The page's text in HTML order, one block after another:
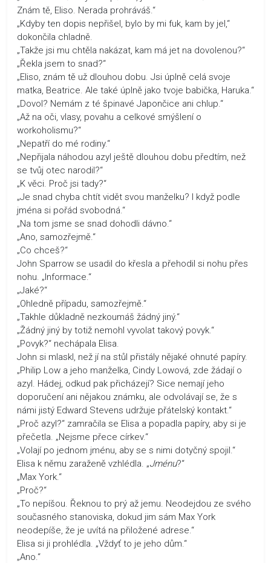
Znám tě, Eliso. Nerada prohráváš.“
„Kdyby ten dopis nepřišel, bylo by mi fuk, kam by jel,“
dokončila chladně.
„Takže jsi mu chtěla nakázat, kam má jet na dovolenou?“
„Řekla jsem to snad?“
„Eliso, znám tě už dlouhou dobu. Jsi úplně celá svoje
matka, Beatrice. Ale také úplně jako tvoje babička, Haruka.“
„Dovol? Nemám z té špinavé Japončice ani chlup.“
„Až na oči, vlasy, povahu a celkové smýšlení o
workoholismu?“
„Nepatří do mé rodiny.“
„Nepřijala náhodou azyl ještě dlouhou dobu předtím, než
se tvůj otec narodil?“
„K věci. Proč jsi tady?“
„Je snad chyba chtít vidět svou manželku? I když podle
jména si pořád svobodná.“
„Na tom jsme se snad dohodli dávno.“
„Ano, samozřejmě.“
„Co chceš?“
John Sparrow se usadil do křesla a přehodil si nohu přes
nohu. „Informace.“
„Jaké?“
„Ohledně případu, samozřejmě.“
„Takhle důkladně nezkoumáš žádný jiný.“
„Žádný jiný by totiž nemohl vyvolat takový povyk.“
„Povyk?“ nechápala Elisa.
John si mlaskl, než jí na stůl přistály nějaké ohnuté papíry.
„Philip Low a jeho manželka, Cindy Lowová, zde žádají o
azyl. Hádej, odkud pak přicházejí? Sice nemají jeho
doporučení ani nějakou známku, ale odvolávají se, že s
námi jistý Edward Stevens udržuje přátelský kontakt.“
„Proč azyl?“ zamračila se Elisa a popadla papíry, aby si je
přečetla. „Nejsme přece církev.“
„Volají po jednom jménu, aby se s nimi dotyčný spojil.“
Elisa k němu zaraženě vzhlédla. „Jménu?“
„Max York.“
„Proč?“
„To nepíšou. Řeknou to prý až jemu. Neodejdou ze svého
současného stanoviska, dokud jim sám Max York
neodepíše, že je uvítá na přiložené adrese.“
Elisa si ji prohlédla. „Vždyť to je jeho dům.“
„Ano.“